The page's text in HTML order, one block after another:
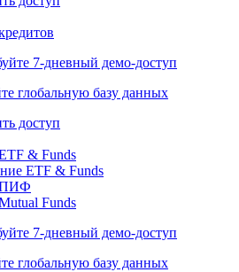
глобальную базу данных
доступ
7-дневный
глобальную базу данных
доступ
ETF & Funds
Funds